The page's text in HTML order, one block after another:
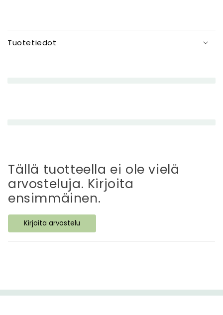
e
ä
s
i
s
ä
l
Tuotetiedot
Tällä tuotteella ei ole vielä
arvosteluja. Kirjoita
ensimmäinen.
Kirjoita arvostelu